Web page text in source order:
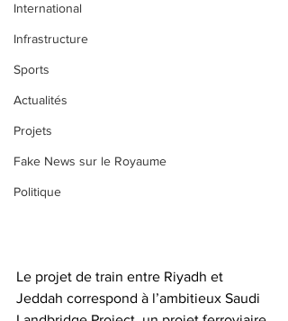
International
Infrastructure
Sports
Actualités
Projets
Fake News sur le Royaume
Politique
Le projet de train entre Riyadh et
Jeddah correspond à l’ambitieux Saudi